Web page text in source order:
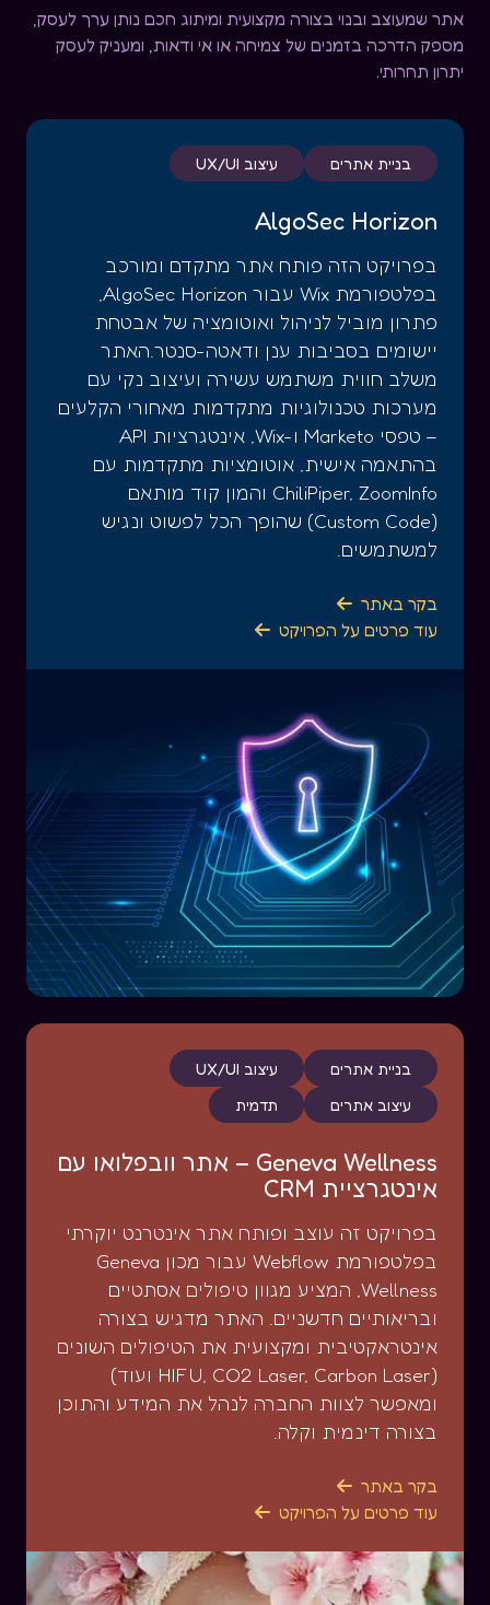
אתר שמעוצב ובנוי בצורה מקצועית ומיתוג חכם נותן ערך לעסק,
מספק הדרכה בזמנים של צמיחה או אי ודאות, ומעניק לעסק
יתרון תחרותי.
בניית אתרים עיצוב UX/UI
AlgoSec Horizon
בפרויקט הזה פותח אתר מתקדם ומורכב
בפלטפורמת Wix עבור AlgoSec Horizon,
פתרון מוביל לניהול ואוטומציה של אבטחת
יישומים בסביבות ענן ודאטה-סנטר.האתר
משלב חווית משתמש עשירה ועיצוב נקי עם
מערכות טכנולוגיות מתקדמות מאחורי הקלעים
– טפסי Marketo ו-Wix, אינטגרציות API
בהתאמה אישית, אוטומציות מתקדמות עם
ChiliPiper, ZoomInfo והמון קוד מותאם
(Custom Code) שהופך הכל לפשוט ונגיש
למשתמשים.
בקר באתר 
עוד פרטים על הפרויקט 
בניית אתרים
עיצוב UX/UI
עיצוב אתרים
תדמית
Geneva Wellness – אתר וובפלואו עם
אינטגרציית CRM
בפרויקט זה עוצב ופותח אתר אינטרנט יוקרתי
בפלטפורמת Webflow עבור מכון Geneva
Wellness, המציע מגוון טיפולים אסתטיים
ובריאותיים חדשניים. האתר מדגיש בצורה
אינטראקטיבית ומקצועית את הטיפולים השונים
(HIFU, CO2 Laser, Carbon Laser ועוד)
ומאפשר לצוות החברה לנהל את המידע והתוכן
בצורה דינמית וקלה.
בקר באתר 
עוד פרטים על הפרויקט 